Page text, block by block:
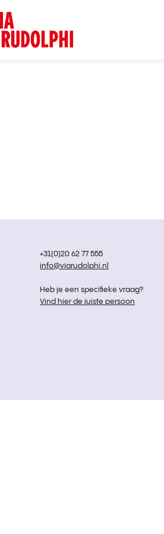
+31(0)20 62 77 555
info@viarudolphi.nl
Heb je een specifieke vraag?
Vind hier de juiste persoon